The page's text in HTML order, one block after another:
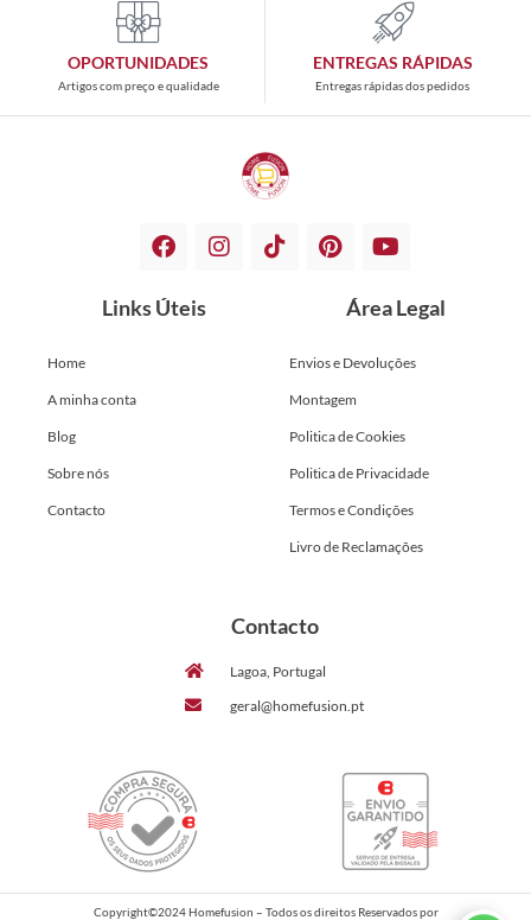
OPORTUNIDADES
Artigos com preço e qualidade
ENTREGAS RÁPIDAS
Entregas rápidas dos pedidos
Links Úteis
Home
A minha conta
Blog
Sobre nós
Contacto
Área Legal
Envios e Devoluções
Montagem
Politica de Cookies
Politica de Privacidade
Termos e Condições
Livro de Reclamações
Contacto
Lagoa, Portugal
geral@homefusion.pt
Copyright©2024 Homefusion – Todos os direitos Reservados por